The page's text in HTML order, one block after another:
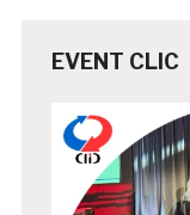
EVENT CLIC